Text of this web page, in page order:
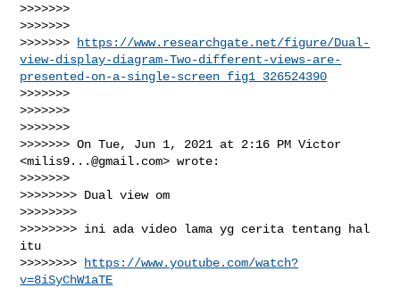
>>>>>>>
>>>>>>>
>>>>>>>
https://www.researchgate.net/figure/Dual-
view-display-diagram-Two-different-views-are-
presented-on-a-single-screen_fig1_326524390
>>>>>>>
>>>>>>>
>>>>>>>
>>>>>>> On Tue, Jun 1, 2021 at 2:16 PM Victor
<milis9...@gmail.com> wrote:
>>>>>>>
>>>>>>>> Dual view om
>>>>>>>>
>>>>>>>> ini ada video lama yg cerita tentang hal
itu
>>>>>>>>
https://www.youtube.com/watch?
v=8iSyChW1aTE